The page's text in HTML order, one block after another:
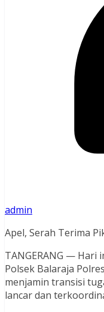
admin
Apel, Serah Terima
TANGERANG —
Polsek Balaraja
menjamin transisi
lancar dan